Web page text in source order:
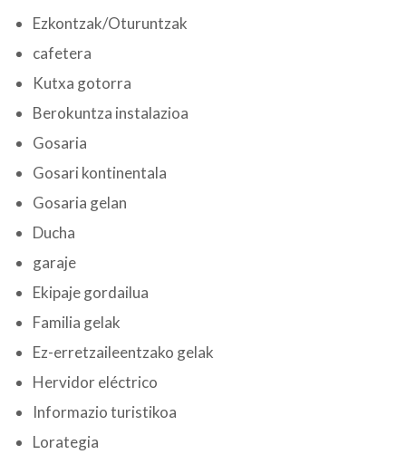
Ezkontzak/Oturuntzak
cafetera
Kutxa gotorra
Berokuntza instalazioa
Gosaria
Gosari kontinentala
Gosaria gelan
Ducha
garaje
Ekipaje gordailua
Familia gelak
Ez-erretzaileentzako gelak
Hervidor eléctrico
Informazio turistikoa
Lorategia